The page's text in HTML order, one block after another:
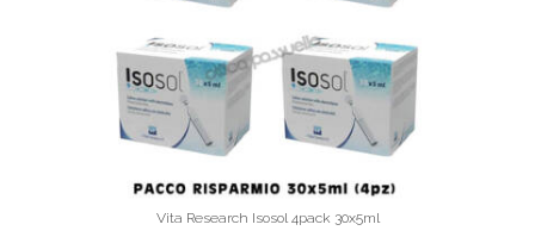
Vita Research Isosol 4pack 30x5ml